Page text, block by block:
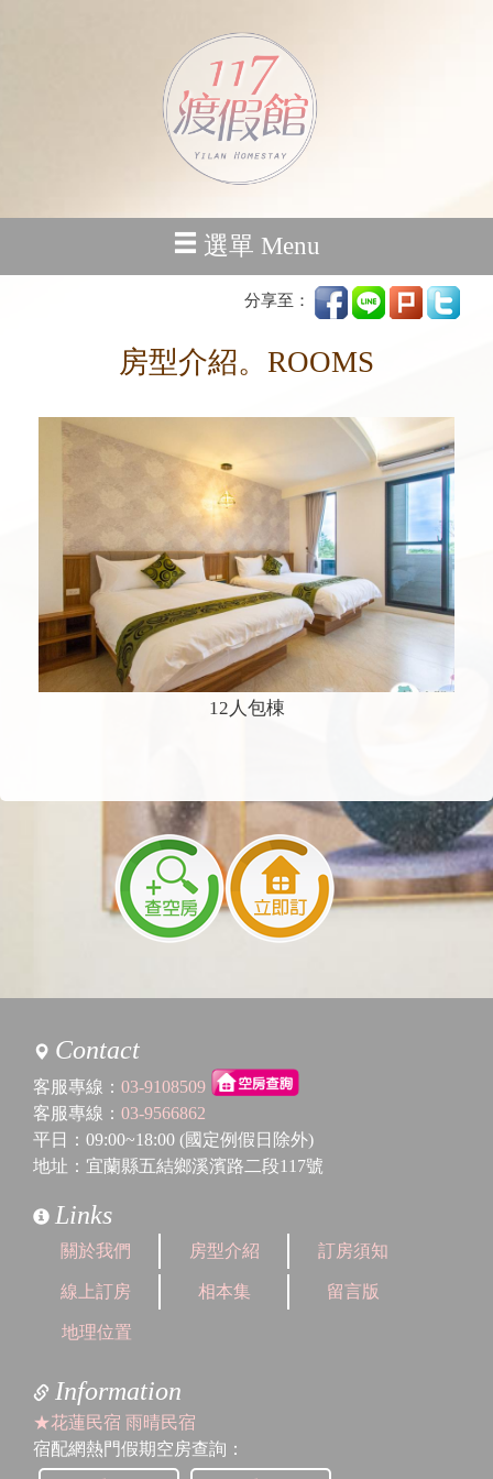
選單 Menu
分享至：
房型介紹。ROOMS
12人包棟
Contact
客服專線： 03-9108509
客服專線： 03-9566862
平日：09:00~18:00 (國定例假日除外)
地址：宜蘭縣五結鄉溪濱路二段117號
Links
關於我們 房型介紹 訂房須知
線上訂房 相本集 留言版
地理位置
Information
★花蓮民宿 雨晴民宿
宿配網熱門假期空房查詢：